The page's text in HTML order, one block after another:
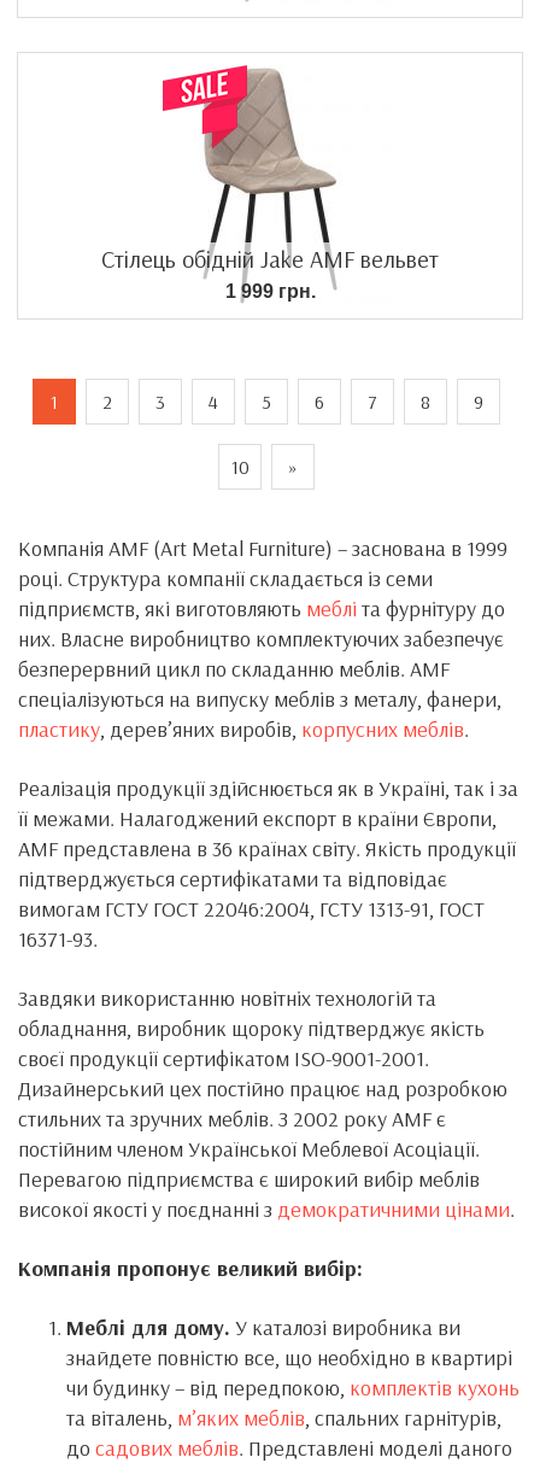
Стілець обідній Jake AMF вельвет
1 999 грн.
1 2 3 4 5 6 7 8 9
10 »
Компанія AMF (Art Metal Furniture) – заснована в 1999
році. Структура компанії складається із семи
підприємств, які виготовляють меблі та фурнітуру до
них. Власне виробництво комплектуючих забезпечує
безперервний цикл по складанню меблів. AMF
спеціалізуються на випуску меблів з металу, фанери,
пластику, дерев’яних виробів, корпусних меблів.
Реалізація продукції здійснюється як в Україні, так і за
її межами. Налагоджений експорт в країни Європи,
AMF представлена в 36 країнах світу. Якість продукції
підтверджується сертифікатами та відповідає
вимогам ГСТУ ГОСТ 22046:2004, ГСТУ 1313-91, ГОСТ
16371-93.
Завдяки використанню новітніх технологій та
обладнання, виробник щороку підтверджує якість
своєї продукції сертифікатом ISO-9001-2001.
Дизайнерський цех постійно працює над розробкою
стильних та зручних меблів. З 2002 року AMF є
постійним членом Української Меблевої Асоціації.
Перевагою підприємства є широкий вибір меблів
високої якості у поєднанні з демократичними цінами.
Компанія пропонує великий вибір:
Меблі для дому. У каталозі виробника ви
знайдете повністю все, що необхідно в квартирі
чи будинку – від передпокою, комплектів кухонь
та віталень, м’яких меблів, спальних гарнітурів,
до садових меблів. Представлені моделі даного